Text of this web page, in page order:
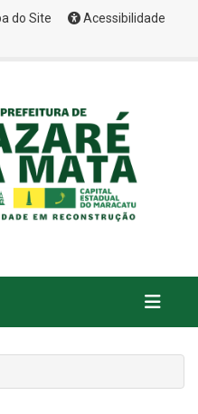
do Site
Acessibilidade